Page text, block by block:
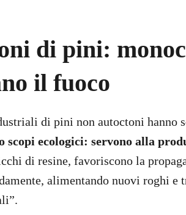
di pini:
il fuoco
di pini non autoctoni hanno
scopi ecologici: servono alla
di resine, favoriscono la
alimentando nuovi roghi e